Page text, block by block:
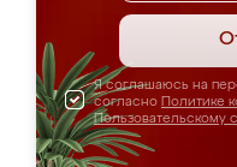
Я соглашаюсь на
согласно Политике
Пользовательскому